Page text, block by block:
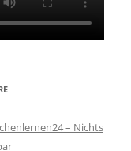
– Nichts